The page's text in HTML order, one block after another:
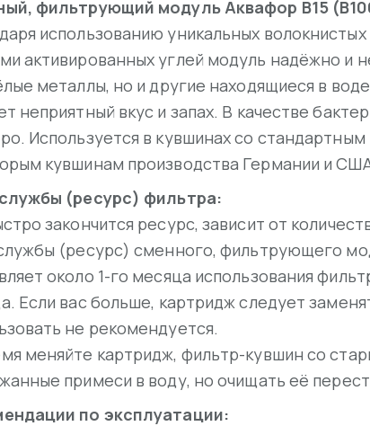
фильтрующий модуль Аквафор В15
использованию уникальных
активированных углей модуль надёжно и
металлы, но и другие находящиеся в
неприятный вкус и запах. В качестве
Используется в кувшинах со
кувшинам производства Германии и
(ресурс) фильтра:
закончится ресурс, зависит от
(ресурс) сменного, фильтрующего
около 1-го месяца использования
Если вас больше, картридж следует
не рекомендуется.
меняйте картридж, фильтр-кувшин со
примеси в воду, но очищать её
по эксплуатации: